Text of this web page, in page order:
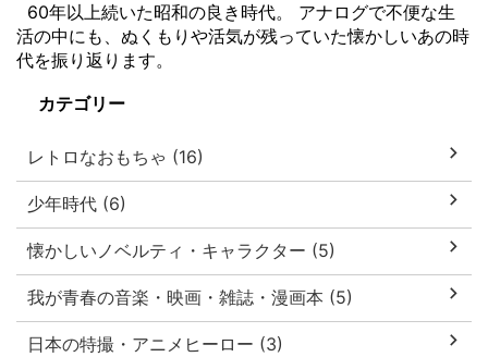
60年以上続いた昭和の良き時代。 アナログで不便な生
活の中にも、ぬくもりや活気が残っていた懐かしいあの時
代を振り返ります。
カテゴリー
レトロなおもちゃ (16)
少年時代 (6)
懐かしいノベルティ・キャラクター (5)
我が青春の音楽・映画・雑誌・漫画本 (5)
日本の特撮・アニメヒーロー (3)